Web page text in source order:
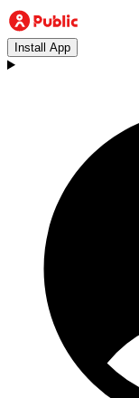
Install App